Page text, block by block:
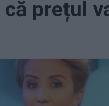
prețul